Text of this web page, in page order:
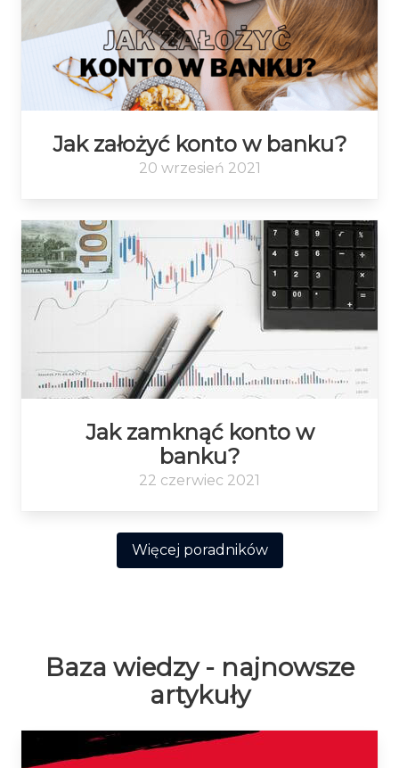
Jak założyć konto w banku?
20 wrzesień 2021
Jak zamknąć konto w
banku?
22 czerwiec 2021
Więcej poradników
Baza wiedzy - najnowsze
artykuły